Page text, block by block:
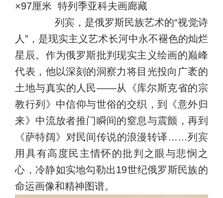
×97厘米 特列季亚科夫画廊藏
列宾，是俄罗斯民族艺术的“视觉诗
人”，是现实主义艺术长河中永不褪色的灿烂
星辰。作为俄罗斯批判现实主义绘画的巅峰
代表，他以深刻的洞察力将目光投向广袤的
土地与真实的人民——从《库尔斯克省的宗
教行列》中信仰与世俗的交织，到《意外归
来》中流放者推门瞬间的窒息与震颤，再到
《萨特阔》对民间传说的浪漫转译……列宾
用具有高度民主情怀的批判之眼与悲悯之
心，冷静如实地勾勒出19世纪俄罗斯民族的
命运画像和精神图谱。